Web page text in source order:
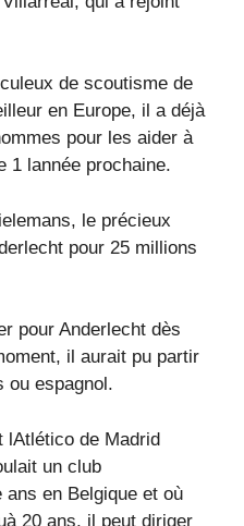
de scoutisme de
en Europe, il a déjà
pour les aider à
1 lannée prochaine.
le précieux
pour 25 millions
pour Anderlecht dès
il aurait pu partir
ou espagnol.
lAtlético de Madrid
un club
en Belgique et où
20 ans, il peut diriger